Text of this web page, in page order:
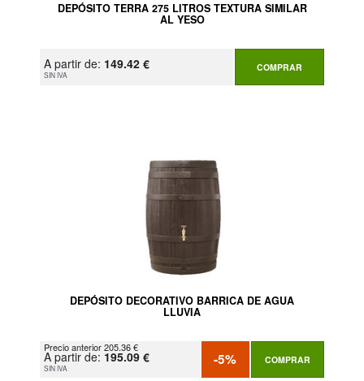
DEPÓSITO TERRA 275 LITROS TEXTURA SIMILAR
AL YESO
A partir de: 149.42 €
SIN IVA
COMPRAR
DEPÓSITO DECORATIVO BARRICA DE AGUA
LLUVIA
Precio anterior 205.36 €
A partir de: 195.09 €
SIN IVA -5% COMPRAR